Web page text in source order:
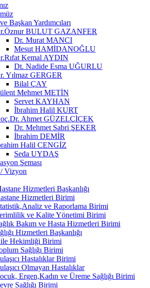
Başkan Yardımcıları
BULUT GAZANFER
Dr. Murat MANCI
Mesut HAMİDANOĞLU
Kemal AYDIN
Dt. Nadide Esma UĞURLU
Yılmaz GERGER
Bilal ÇAY
Mehmet METİN
Servet KAYHAN
İbrahim Halil KURT
Ahmet GÜZELÇİÇEK
Dr. Mehmet Sabri ŞEKER
İbrahim DEMİR
Halil CENGİZ
Seda UYDAŞ
Şeması
Vizyon
Hizmetleri Başkanlığı
Hizmetleri Birimi
ve Raporlama Birimi
ve Kalite Yönetimi Birimi
Bakım ve Hasta Hizmetleri Birimi
Hizmetleri Başkanlığı
Hekimliği Birimi
Sağlığı Birimi
Hastalıklar Birimi
Olmayan Hastalıklar
Ergen,Kadın ve Üreme Sağlığı Birimi
Sağlığı Birimi